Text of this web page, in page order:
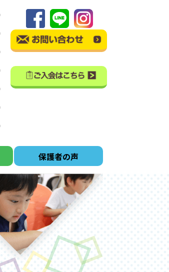
保護者の声